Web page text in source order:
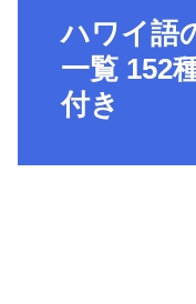
ハワイ語
一覧 152
付き